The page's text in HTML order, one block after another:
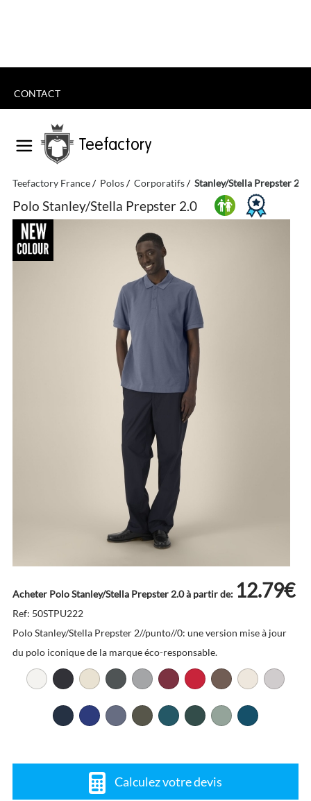
CONTACT
Teefactory
Teefactory France Polos Corporatifs Stanley/Stella Prepster 2.0
Polo Stanley/Stella Prepster 2.0
Acheter Polo Stanley/Stella Prepster 2.0 à partir de: 12.79€
Ref: 50STPU222
Polo Stanley/Stella Prepster 2//punto//0: une version mise à jour
du polo iconique de la marque éco-responsable.
Calculez votre devis